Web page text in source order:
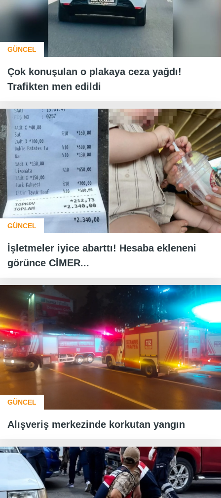
GÜNCEL
Çok konuşulan o plakaya ceza yağdı!
Trafikten men edildi
GÜNCEL
İşletmeler iyice abarttı! Hesaba ekleneni
görünce CİMER...
GÜNCEL
Alışveriş merkezinde korkutan yangın